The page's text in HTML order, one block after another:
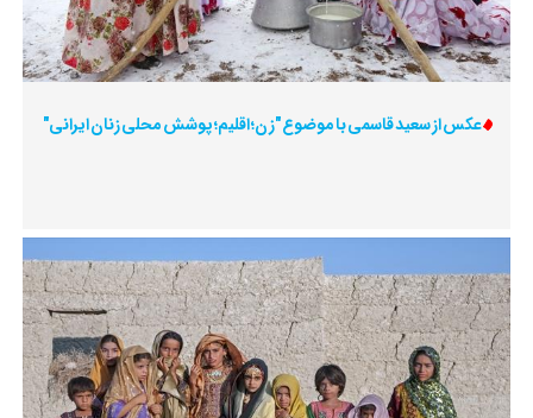
عکس از سعید قاسمی با موضوع "زن؛ اقلیم؛ پوشش محلی زنان ایرانی"